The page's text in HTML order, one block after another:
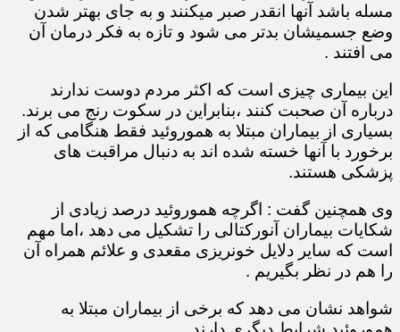
مسله باشد آنها انقدر صبر میکنند و به جای بهتر شدن
وضع جسمیشان بدتر می شود و تازه به فکر درمان آن
می افتند .
این بیماری چیزی است که اکثر مردم دوست ندارند
درباره آن صحبت کنند ،بنابراین در سکوت رنج می برند.
بسیاری از بیماران مبتلا به هموروئید فقط هنگامی که از
برخورد با آنها خسته شده اند به دنبال مراقبت های
پزشکی هستند.
وی همچنین گفت : اگرچه هموروئید درصد زیادی از
شکایات بیماران آنورکتالی را تشکیل می دهد ،اما مهم
است که سایر دلایل خونریزی مقعدی و علائم همراه آن
را هم در نظر بگیریم .
شواهد نشان می دهد که برخی از بیماران مبتلا به